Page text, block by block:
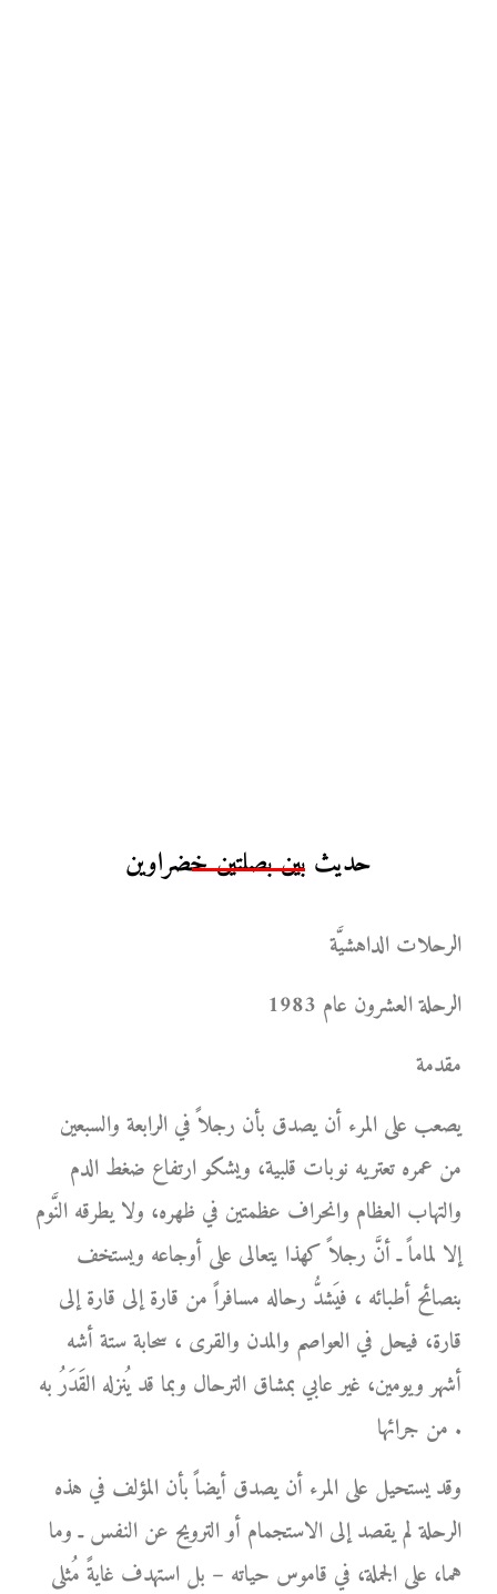
حديث بين بصلتين خضراوين
الرحلات الداهشيَّة
الرحلة العشرون عام 1983
مقدمة
يصعب على المرء أن يصدق بأن رجلاً في الرابعة والسبعين
من عمره تعتريه نوبات قلبية، ويشكو ارتفاع ضغط الدم
والتهاب العظام وانحراف عظمتين في ظهره، ولا يطرقه النَّوم
إلا لماماً ـ أنَّ رجلاً كهذا يتعالى على أوجاعه ويستخف
بنصائح أطبائه ، فيَشدُّ رحاله مسافراً من قارة إلى قارة إلى
قارة، فيحل في العواصم والمدن والقرى ، سحابة ستة أشه
أشهر ويومين، غير عابي بمشاق الترحال وبما قد يُنزله القَدَرُ به
من جرائها .
وقد يستحيل على المرء أن يصدق أيضاً بأن المؤلف في هذه
الرحلة لم يقصد إلى الاستجمام أو الترويح عن النفس ـ وما
هما، على الجملة، في قاموس حياته – بل استهدف غايةً مُثلى